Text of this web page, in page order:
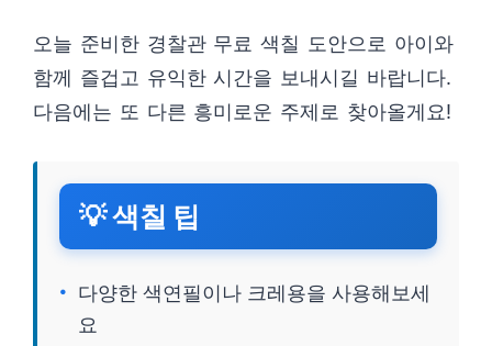
오늘 준비한 경찰관 무료 색칠 도안으로 아이와
함께 즐겁고 유익한 시간을 보내시길 바랍니다.
다음에는 또 다른 흥미로운 주제로 찾아올게요!
💡 색칠 팁
다양한 색연필이나 크레용을 사용해보세
요